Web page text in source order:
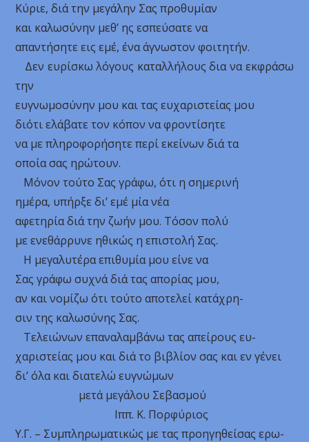
Κύριε, διά την μεγάλην Σας προθυμίαν
και καλωσύνην μεθ’ ης εσπεύσατε να
απαντήσητε εις εμέ, ένα άγνωστον φοιτητήν.
Δεν ευρίσκω λόγους καταλλήλους δια να εκφράσω
την
ευγνωμοσύνην μου και τας ευχαριστείας μου
διότι ελάβατε τον κόπον να φροντίσητε
να με πληροφορήσητε περί εκείνων διά τα
οποία σας ηρώτουν.
Μόνον τούτο Σας γράφω, ότι η σημερινή
ημέρα, υπήρξε δι’ εμέ μία νέα
αφετηρία διά την ζωήν μου. Τόσον πολύ
με ενεθάρρυνε ηθικώς η επιστολή Σας.
Η μεγαλυτέρα επιθυμία μου είνε να
Σας γράφω συχνά διά τας απορίας μου,
αν και νομίζω ότι τούτο αποτελεί κατάχρη-
σιν της καλωσύνης Σας.
Τελειώνων επαναλαμβάνω τας απείρους ευ-
χαριστείας μου και διά το βιβλίον σας και εν γένει
δι’ όλα και διατελώ ευγνώμων
μετά μεγάλου Σεβασμού
Ιππ. Κ. Πορφύριος
Υ.Γ. – Συμπληρωματικώς με τας προηγηθείσας ερω-